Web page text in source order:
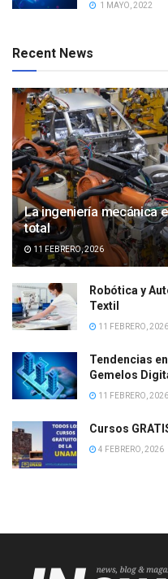
1 MAYO, 2022
Recent News
La ingeniería mecánica
total
11 FEBRERO, 2026
Robótica y
Textil
11 FEBRERO, 2026
Tendencias
Gemelos
11 FEBRERO, 2026
Cursos
4 FEBRERO, 2026